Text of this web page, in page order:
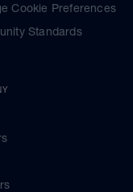
Cookie Preferences
Standards